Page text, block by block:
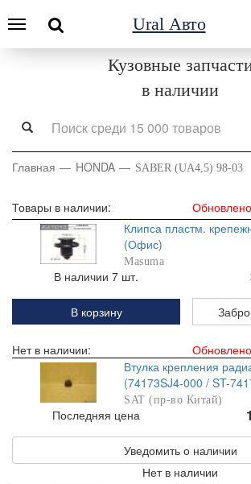
Ural Авто
Кузовные
в наличии
Главная HONDA SABER (UA4,5) 98-03
Товары в наличии:
Клипса пластм.
(Офис)
Masuma
В наличии 7 шт.
В корзину
Нет в наличии:
Втулка крепления
(74173SJ4-000 / ST-
SAT (пр-во Китай)
Последняя цена
Уведомить о наличии
Нет в наличии